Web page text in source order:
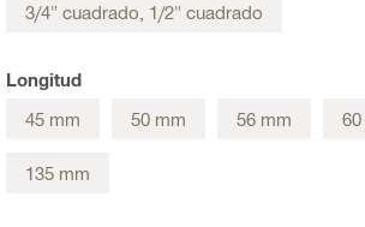
3/4" cuadrado, 1/2" cuadrado
Longitud
45 mm
50 mm 56 mm
135 mm